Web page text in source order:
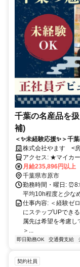
千葉の名産品を
補)
＜✨未経験応援✨＞千
み＆残業ほぼ無でプラ
株式会社やます <
アクセス: ★
月給235,896円以上
千葉県市原市
勤務時間・曜日:
平均10h程度と少な
仕事内容: ＜経験ゼ
にステップUPでき
属先は希望を考慮
＞...
即日勤務OK 交通費支給
契約社員